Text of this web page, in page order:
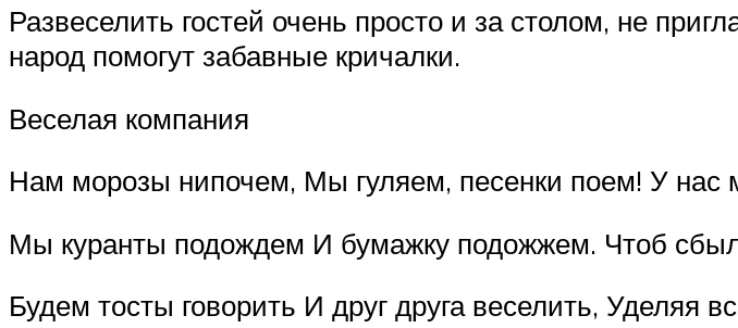
Развеселить гостей очень просто и за столом, не
народ помогут забавные кричалки.
Веселая компания
Нам морозы нипочем, Мы гуляем, песенки поем! У нас
Мы куранты подождем И бумажку подожжем. Чтоб
Будем тосты говорить И друг друга веселить, Уделяя